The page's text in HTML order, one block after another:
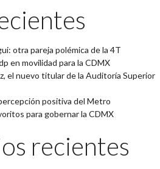
otra pareja polémica de la 4T
en movilidad para la CDMX
el nuevo titular de la Auditoría Superior
positiva del Metro
para gobernar la CDMX
recientes